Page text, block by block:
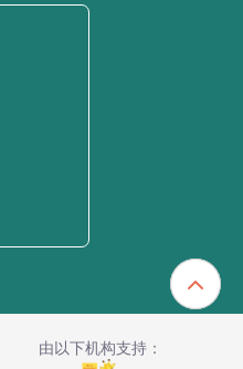
由以下机构支持：